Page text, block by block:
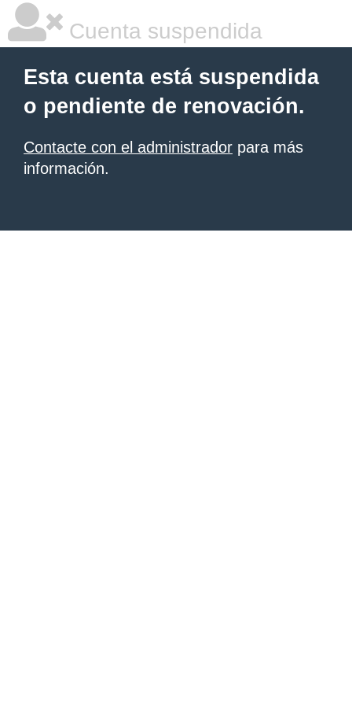
Cuenta suspendida
Esta cuenta está suspendida
o pendiente de renovación.
Contacte con el administrador para más
información.